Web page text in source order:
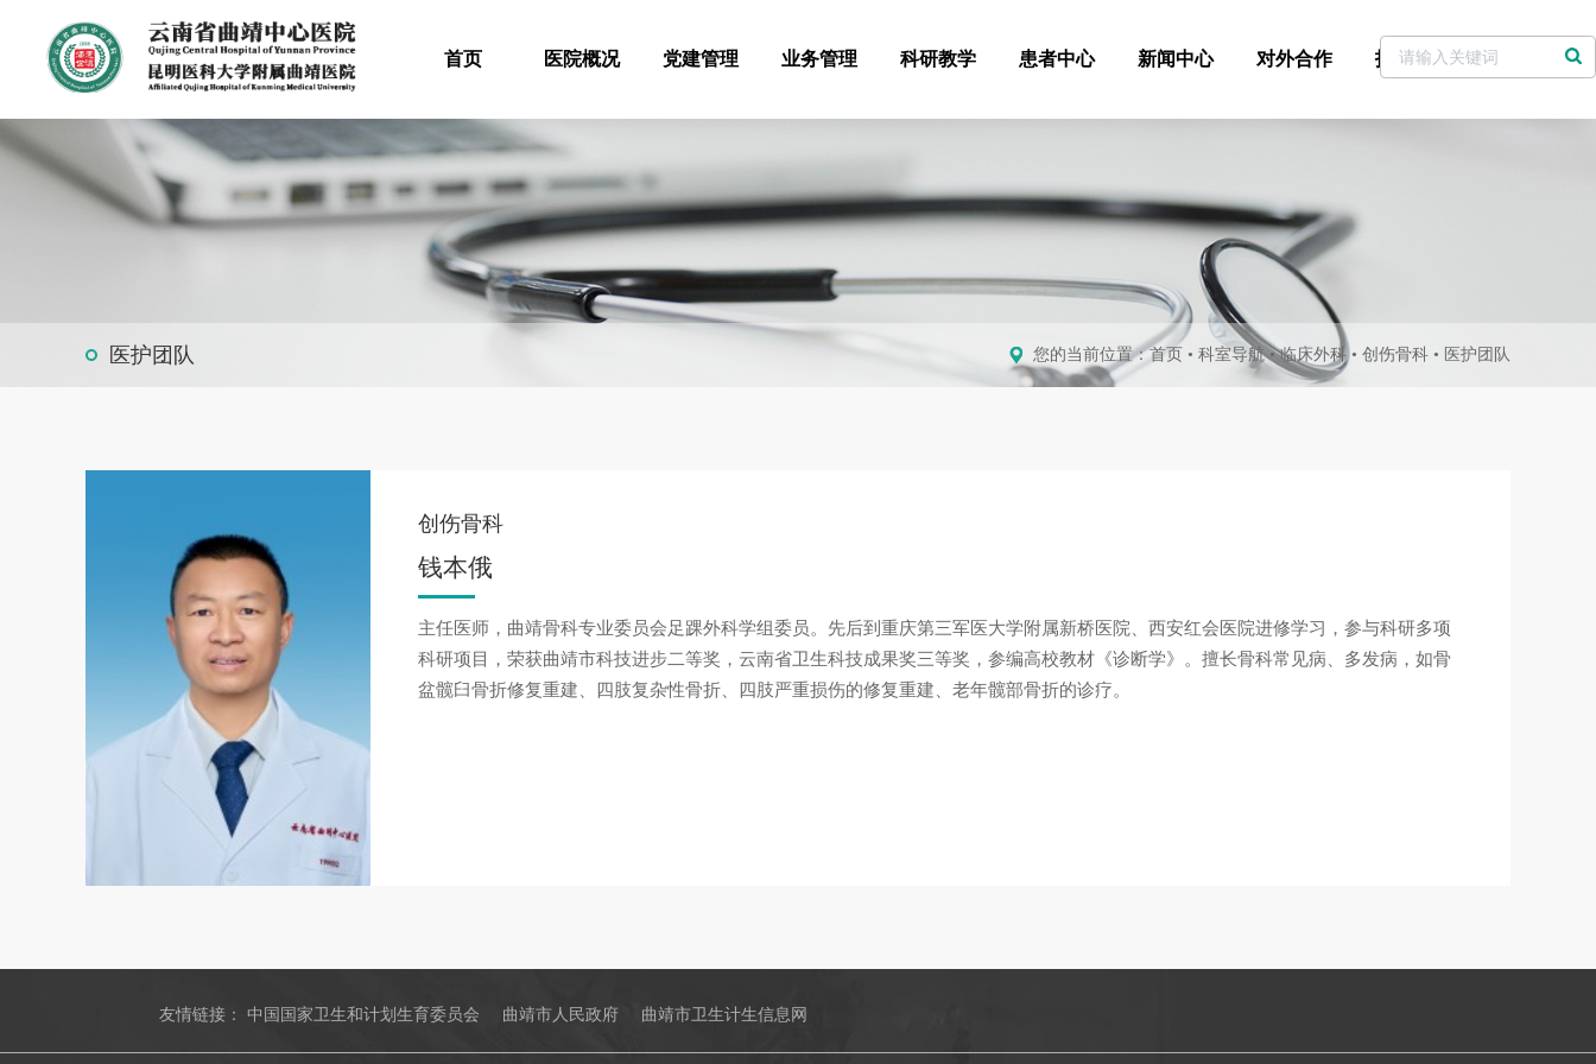
首页 医院概况 党建管理 业务管理 科研教学 患者中心 新闻中心 对外合作 招标采购 党委书记信箱
医护团队 您的当前位置：首页 • 科室导航•临床外科 • 创伤骨科 • 医护团队
创伤骨科
钱本俄
主任医师，曲靖骨科专业委员会足踝外科学组委员。先后到重庆第三军医大学附属新桥医院、西安红会医院进修学习，参与科研多项
科研项目，荣获曲靖市科技进步二等奖，云南省卫生科技成果奖三等奖，参编高校教材《诊断学》。擅长骨科常见病、多发病，如骨
盆髋臼骨折修复重建、四肢复杂性骨折、四肢严重损伤的修复重建、老年髋部骨折的诊疗。
友情链接：中国国家卫生和计划生育委员会 曲靖市人民政府 曲靖市卫生计生信息网